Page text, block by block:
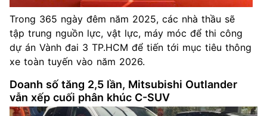
Trong 365 ngày đêm năm 2025, các nhà thầu sẽ
tập trung nguồn lực, vật lực, máy móc để thi công
dự án Vành đai 3 TP.HCM để tiến tới mục tiêu thông
xe toàn tuyến vào năm 2026.
Doanh số tăng 2,5 lần, Mitsubishi Outlander
vẫn xếp cuối phân khúc C-SUV